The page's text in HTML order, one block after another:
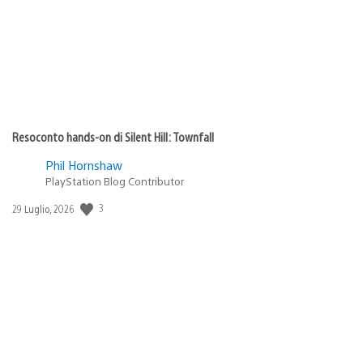
Resoconto hands-on di Silent Hill: Townfall
Phil Hornshaw
PlayStation Blog Contributor
Data
29 Luglio, 2026 3